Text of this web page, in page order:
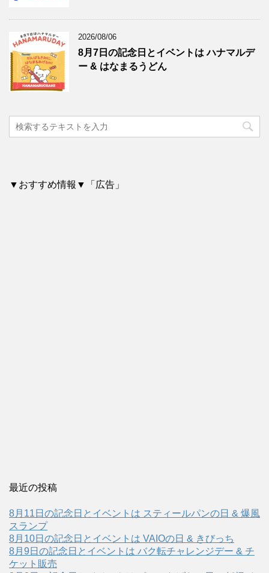
2026/08/06
8月7日の記念日とイベントは ハナマルデ
ー & はなまるうどん
▼おすすめ情報▼「広告」
最近の投稿
8月11日の記念日とイベントは スティールパンの日 & 爆風
スランプ
8月10日の記念日とイベントは VAIOの日 & きびっち
8月9日の記念日とイベントは バク転チャレンジデー & チ
ケット販売